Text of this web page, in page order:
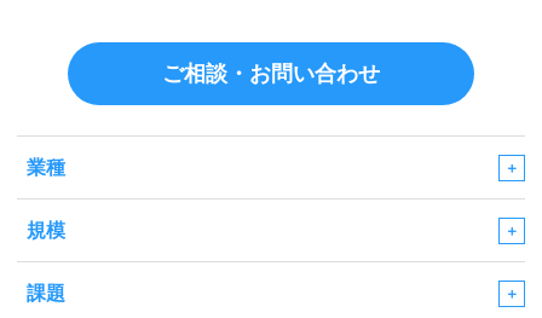
ご相談・お問い合わせ
業種
規模
課題